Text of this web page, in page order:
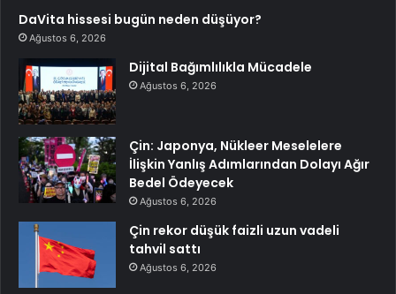
DaVita hissesi bugün neden düşüyor?
Ağustos 6, 2026
Dijital Bağımlılıkla Mücadele
Ağustos 6, 2026
Çin: Japonya, Nükleer Meselelere
İlişkin Yanlış Adımlarından Dolayı Ağır
Bedel Ödeyecek
Ağustos 6, 2026
Çin rekor düşük faizli uzun vadeli
tahvil sattı
Ağustos 6, 2026